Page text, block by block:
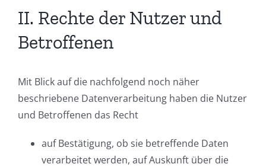
II. Rechte der Nutzer und
Betroffenen
Mit Blick auf die nachfolgend noch näher
beschriebene Datenverarbeitung haben die Nutzer
und Betroffenen das Recht
auf Bestätigung, ob sie betreffende Daten
verarbeitet werden, auf Auskunft über die